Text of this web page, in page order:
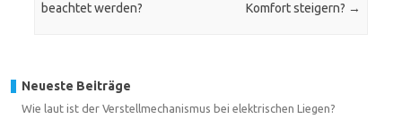
beachtet werden?
Komfort steigern? →
Neueste Beiträge
Wie laut ist der Verstellmechanismus bei elektrischen Liegen?